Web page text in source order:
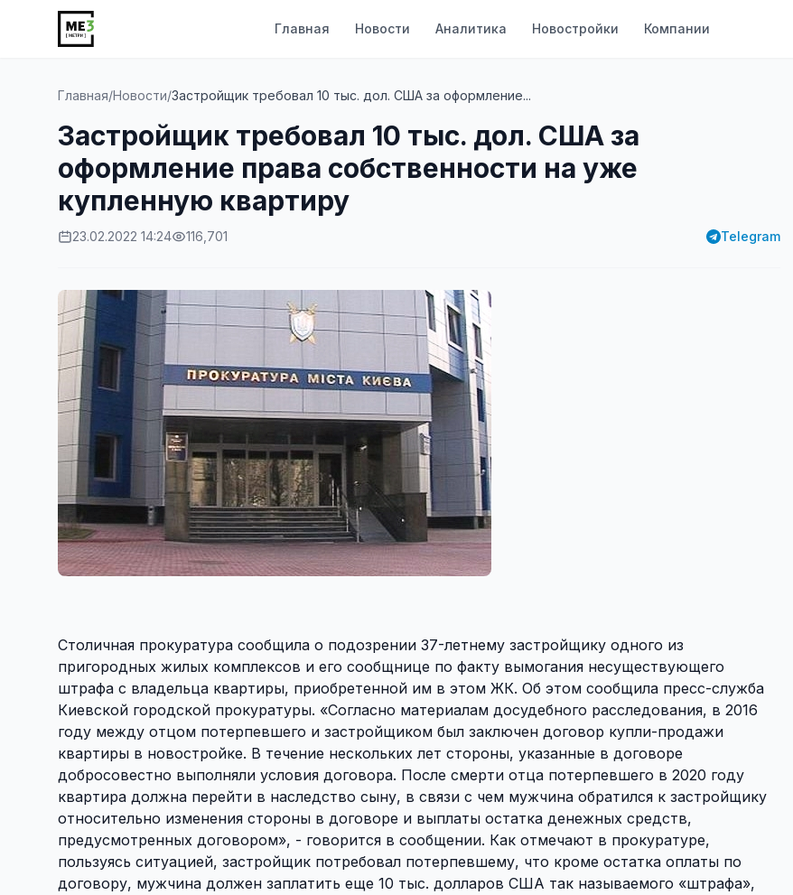
Главная Новости Аналитика Новостройки Компании
Главная/Новости/Застройщик требовал 10 тыс. дол. США за оформление...
Застройщик требовал 10 тыс. дол. США за
оформление права собственности на уже
купленную квартиру
23.02.2022 14:24 116,701 Telegram
Столичная прокуратура сообщила о подозрении 37-летнему застройщику одного из
пригородных жилых комплексов и его сообщнице по факту вымогания несуществующего
штрафа с владельца квартиры, приобретенной им в этом ЖК. Об этом сообщила пресс-служба
Киевской городской прокуратуры. «Согласно материалам досудебного расследования, в 2016
году между отцом потерпевшего и застройщиком был заключен договор купли-продажи
квартиры в новостройке. В течение нескольких лет стороны, указанные в договоре
добросовестно выполняли условия договора. После смерти отца потерпевшего в 2020 году
квартира должна перейти в наследство сыну, в связи с чем мужчина обратился к застройщику
относительно изменения стороны в договоре и выплаты остатка денежных средств,
предусмотренных договором», - говорится в сообщении. Как отмечают в прокуратуре,
пользуясь ситуацией, застройщик потребовал потерпевшему, что кроме остатка оплаты по
договору, мужчина должен заплатить еще 10 тыс. долларов США так называемого «штрафа»,